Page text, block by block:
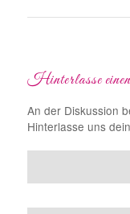
Hinterlasse
An der Diskussion
Hinterlasse uns